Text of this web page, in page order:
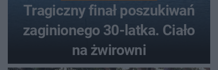
Tragiczny finał poszukiwań
zaginionego 30-latka. Ciało
na żwirowni